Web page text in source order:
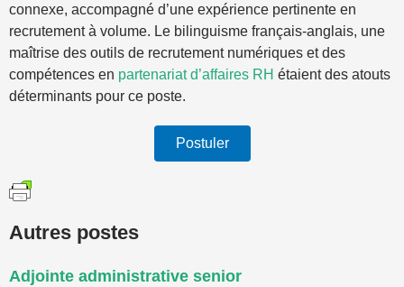
connexe, accompagné d’une expérience pertinente en
recrutement à volume. Le bilinguisme français-anglais, une
maîtrise des outils de recrutement numériques et des
compétences en partenariat d’affaires RH étaient des atouts
déterminants pour ce poste.
Postuler
Autres postes
Adjointe administrative senior